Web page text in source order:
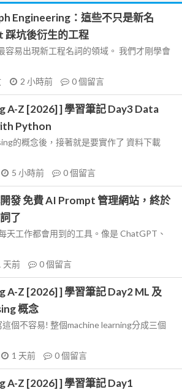
Engineering：這些不只是新名
踩坑後衍生的工程
容易出現新工程名詞的領域。 我們才剛學會
2 小時前 0個留言
A-Z [2026] ] 學習筆記 Day3 Data
Python
的概念後，接著就是要實作了 資料下載
5 小時前 0個留言
開發 免費 AI Prompt 管理網站，終於
了
天工作都會用到的工具。像是 ChatGPT、
天前 0個留言
A-Z [2026] ] 學習筆記 Day2 ML 及
概念
個不容易! 整個machine learning分成三個
1 天前 0個留言
A-Z [2026] ] 學習筆記 Day1